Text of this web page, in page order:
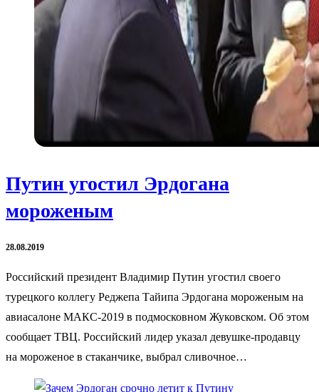
Путин угостил Эрдогана
мороженым
28.08.2019
Российский президент Владимир Путин угостил своего
турецкого коллегу Реджепа Тайипа Эрдогана мороженым на
авиасалоне МАКС-2019 в подмосковном Жуковском. Об этом
сообщает ТВЦ. Российский лидер указал девушке-продавцу
на мороженое в стаканчике, выбрал сливочное…